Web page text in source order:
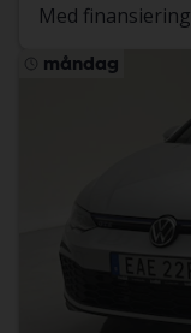
Med finansiering
måndag